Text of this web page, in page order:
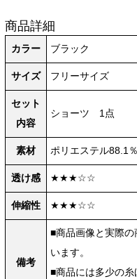
商品詳細
カラー ブラック
サイズ フリーサイズ
セット
内容
ショーツ 1点
素材 ポリエステル88.1
透け感 ★★★☆☆
伸縮性 ★★★☆☆
備考
■商品画像と実際
います。
■商品には多少の